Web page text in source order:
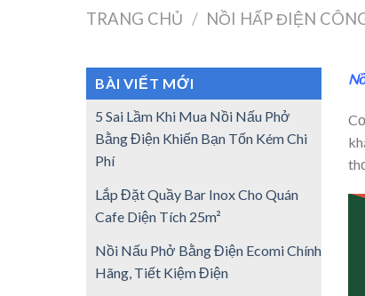
TRANG CHỦ / NỒI HẤP ĐIỆN
BÀI VIẾT MỚI
5 Sai Lầm Khi Mua Nồi Nấu Phở
Bằng Điện Khiến Bạn Tốn Kém Chi
Phí
Lắp Đặt Quầy Bar Inox Cho Quán
Cafe Diện Tích 25m²
Nồi Nấu Phở Bằng Điện Ecomi Chính
Hãng, Tiết Kiệm Điện